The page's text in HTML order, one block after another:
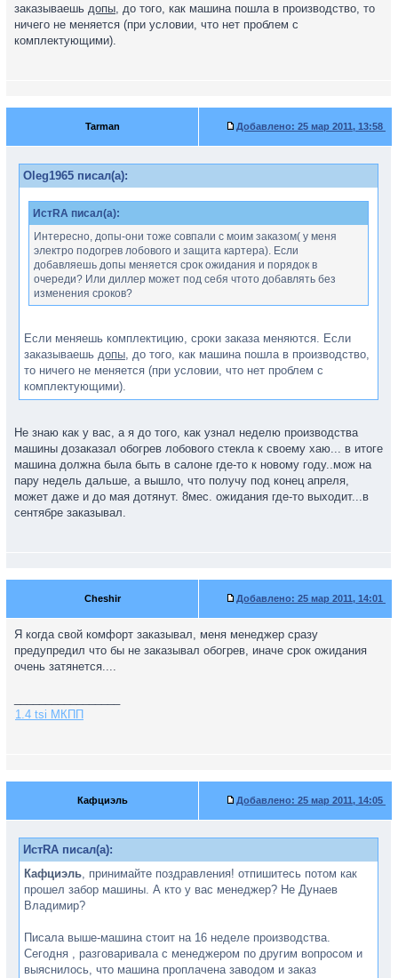
заказываешь допы, до того, как машина пошла в производство, то
ничего не меняется (при условии, что нет проблем с
комплектующими).
Tarman Добавлено: 25 мар 2011, 13:58
Oleg1965 писал(а):
ИстRA писал(а):
Интересно, допы-они тоже совпали с моим заказом( у меня
электро подогрев лобового и защита картера). Если
добавляешь допы меняется срок ожидания и порядок в
очереди? Или диллер может под себя чтото добавлять без
изменения сроков?
Если меняешь комплектицию, сроки заказа меняются. Если
заказываешь допы, до того, как машина пошла в производство,
то ничего не меняется (при условии, что нет проблем с
комплектующими).
Не знаю как у вас, а я до того, как узнал неделю производства
машины дозаказал обогрев лобового стекла к своему хаю... в итоге
машина должна была быть в салоне где-то к новому году..мож на
пару недель дальше, а вышло, что получу под конец апреля,
может даже и до мая дотянут. 8мес. ожидания где-то выходит...в
сентябре заказывал.
Cheshir Добавлено: 25 мар 2011, 14:01
Я когда свой комфорт заказывал, меня менеджер сразу
предупредил что бы не заказывал обогрев, иначе срок ожидания
очень затянется....
1.4 tsi МКПП
Кафциэль Добавлено: 25 мар 2011, 14:05
ИстRA писал(а):
Кафциэль, принимайте поздравления! отпишитесь потом как
прошел забор машины. А кто у вас менеджер? Не Дунаев
Владимир?
Писала выше-машина стоит на 16 неделе производства.
Сегодня , разговаривала с менеджером по другим вопросом и
выяснилось, что машина проплачена заводом и заказ